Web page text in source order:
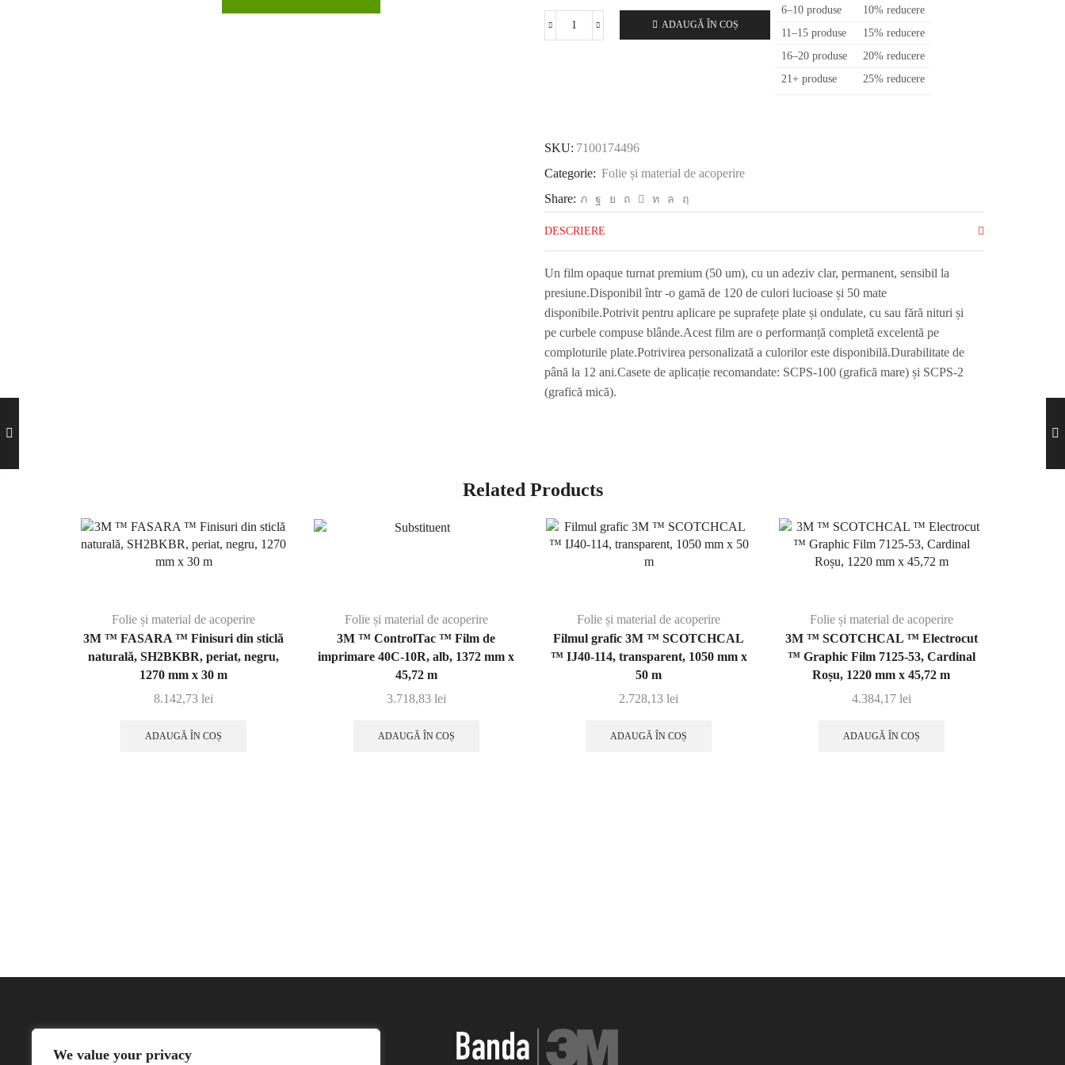
We value your privacy
Cantitate
Graphic
Film
719/5,
Apple
mm
x
25
m
ADAUGĂ ÎN COȘ
6–10 produse
10% reducere
11–15 produse
15% reducere
16–20 produse
20% reducere
21+ produse
25% reducere
SKU: 7100174496
Categorie: Folie și material de acoperire
Share:
DESCRIERE
Un film opaque turnat premium (50 um), cu un adeziv clar, permanent, sensibil la
presiune.Disponibil într -o gamă de 120 de culori lucioase și 50 mate
disponibile.Potrivit pentru aplicare pe suprafețe plate și ondulate, cu sau fără nituri și
pe curbele compuse blânde.Acest film are o performanță completă excelentă pe
comploturile plate.Potrivirea personalizată a culorilor este disponibilă.Durabilitate de
până la 12 ani.Casete de aplicație recomandate: SCPS-100 (grafică mare) și SCPS-2
(grafică mică).
Related Products
Folie și material de acoperire
3M ™ FASARA ™ Finisuri din sticlă
naturală, SH2BKBR, periat, negru,
1270 mm x 30 m
8.142,73lei
ADAUGĂ ÎN COȘ
Folie și material de acoperire
3M ™ ControlTac ™ Film de
imprimare 40C-10R, alb, 1372 mm x
45,72 m
3.718,83 lei
ADAUGĂ ÎN COȘ
Folie și material de acoperire
Filmul grafic 3M ™ SCOTCHCAL
™ IJ40-114, transparent, 1050 mm x
50 m
2.728,13lei
ADAUGĂ ÎN COȘ
Folie și material de acoperire
3M ™ SCOTCHCAL ™ Electrocut
™ Graphic Film 7125-53, Cardinal
Roșu, 1220 mm x 45,72 m
4.384,17 lei
ADAUGĂ ÎN COȘ